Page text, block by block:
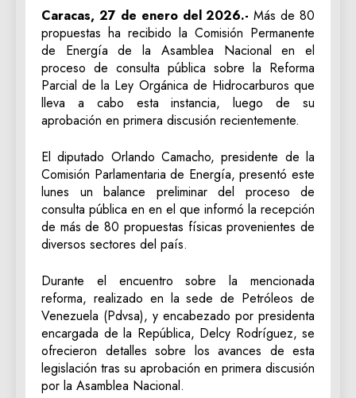
Caracas, 27 de enero del 2026.-Más de 80
propuestas ha recibido la Comisión Permanente
de Energía de la Asamblea Nacional en el
proceso de consulta pública sobre la Reforma
Parcial de la Ley Orgánica de Hidrocarburos que
lleva a cabo esta instancia, luego de su
aprobación en primera discusión recientemente.
El diputado Orlando Camacho, presidente de la
Comisión Parlamentaria de Energía, presentó este
lunes un balance preliminar del proceso de
consulta pública en en el que informó la recepción
de más de 80 propuestas físicas provenientes de
diversos sectores del país.
Durante el encuentro sobre la mencionada
reforma, realizado en la sede de Petróleos de
Venezuela (Pdvsa), y encabezado por presidenta
encargada de la República, Delcy Rodríguez, se
ofrecieron detalles sobre los avances de esta
legislación tras su aprobación en primera discusión
por la Asamblea Nacional.